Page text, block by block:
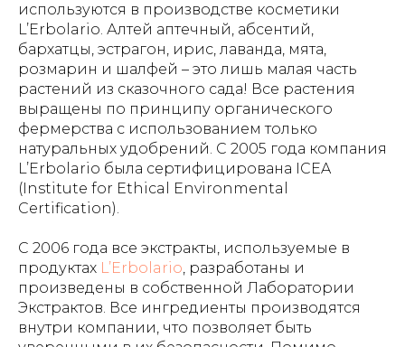
используются в производстве косметики
L’Erbolario. Алтей аптечный, абсентий,
бархатцы, эстрагон, ирис, лаванда, мята,
розмарин и шалфей – это лишь малая часть
растений из сказочного сада! Все растения
выращены по принципу органического
фермерства с использованием только
натуральных удобрений. С 2005 года компания
L’Erbolario была сертифицирована ICEA
(Institute for Ethical Environmental
Certification).
С 2006 года все экстракты, используемые в
продуктах L’Erbolario, разработаны и
произведены в собственной Лаборатории
Экстрактов. Все ингредиенты производятся
внутри компании, что позволяет быть